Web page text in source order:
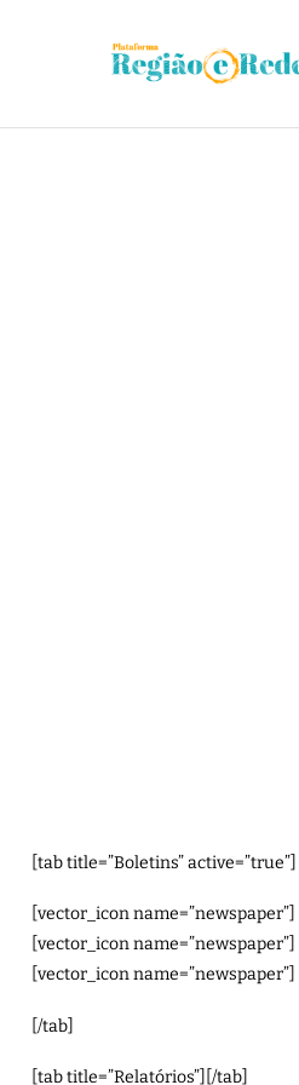
[tab title=”Boletins” active=”true”]
[vector_icon name=”newspaper”]
[vector_icon name=”newspaper”]
[vector_icon name=”newspaper”]
[/tab]
[tab title=”Relatórios”][/tab]